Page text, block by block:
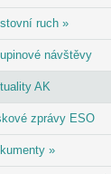
ruch »
návštěvy
AK
zprávy ESO
»